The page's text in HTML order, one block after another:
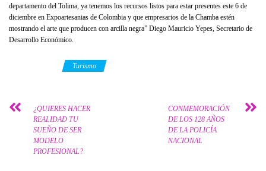
departamento del Tolima, ya tenemos los recursos listos para estar presentes este 6 de
diciembre en Expoartesanias de Colombia y que empresarios de la Chamba estén
mostrando el arte que producen con arcilla negra” Diego Mauricio Yepes, Secretario de
Desarrollo Económico.
Turismo
¿QUIERES HACER
REALIDAD TU
SUEÑO DE SER
MODELO
PROFESIONAL?
CONMEMORACIÓN
DE LOS 128 AÑOS
DE LA POLICÍA
NACIONAL